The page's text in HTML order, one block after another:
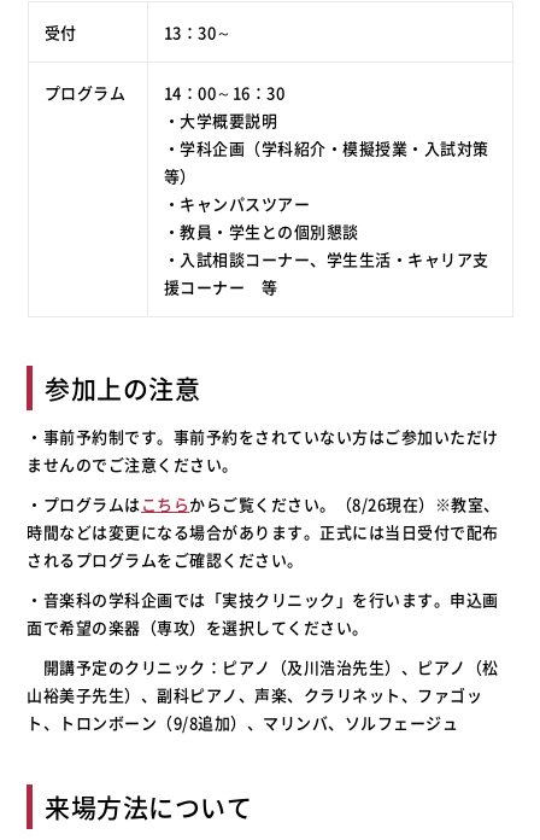
受付 13：30～
プログラム
14：00～16：30
・大学概要説明
・学科企画（学科紹介・模擬授業・入試対策
等）
・キャンパスツアー
・教員・学生との個別懇談
・入試相談コーナー、学生生活・キャリア支
援コーナー 等
参加上の注意
・事前予約制です。事前予約をされていない方はご参加いただけ
ませんのでご注意ください。
・プログラムはこちらからご覧ください。（8/26現在）※教室、
時間などは変更になる場合があります。正式には当日受付で配布
されるプログラムをご確認ください。
・音楽科の学科企画では「実技クリニック」を行います。申込画
面で希望の楽器（専攻）を選択してください。
開講予定のクリニック：ピアノ（及川浩治先生）、ピアノ（松
山裕美子先生）、副科ピアノ、声楽、クラリネット、ファゴッ
ト、トロンボーン（9/8追加）、マリンバ、ソルフェージュ
来場方法について